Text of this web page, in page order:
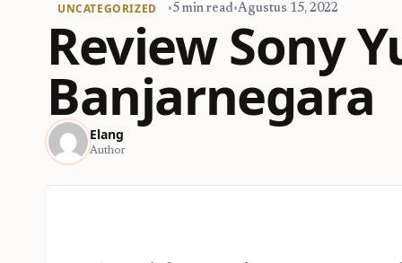
UNCATEGORIZED •5 min read•Agustus 15, 2022
Review Sony
Banjarnegara
Elang
Author